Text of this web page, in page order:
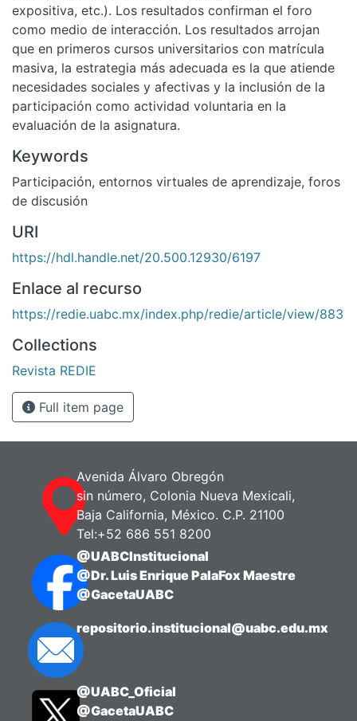
expositiva, etc.). Los resultados confirman el foro
como medio de interacción. Los resultados arrojan
que en primeros cursos universitarios con matrícula
masiva, la estrategia más adecuada es la que atiende
necesidades sociales y afectivas y la inclusión de la
participación como actividad voluntaria en la
evaluación de la asignatura.
Keywords
Participación, entornos virtuales de aprendizaje, foros
de discusión
URI
https://hdl.handle.net/20.500.12930/6197
Enlace al recurso
https://redie.uabc.mx/index.php/redie/article/view/883
Collections
Revista REDIE
Full item page
Avenida Álvaro Obregón
sin número, Colonia Nueva Mexicali,
Baja California, México. C.P. 21100
Tel:+52 686 551 8200
@UABCInstitucional
@Dr. Luis Enrique PalaFox Maestre
@GacetaUABC
repositorio.institucional@uabc.edu.mx
@UABC_Oficial
@GacetaUABC